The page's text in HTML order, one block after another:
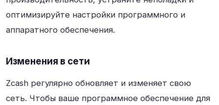
оптимизируйте настройки программного и
аппаратного обеспечения.
Изменения в сети
Zcash регулярно обновляет и изменяет свою
сеть. Чтобы ваше программное обеспечение для